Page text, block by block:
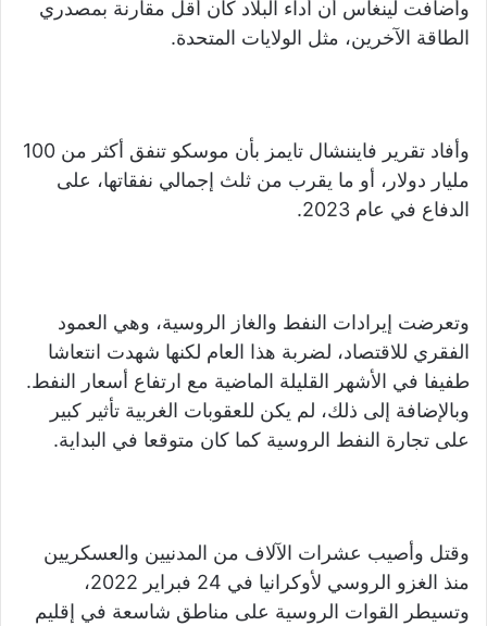
وأضافت لينغاس أن أداء البلاد كان أقل مقارنة بمصدري
الطاقة الآخرين، مثل الولايات المتحدة.
وأفاد تقرير فايننشال تايمز بأن موسكو تنفق أكثر من 100
مليار دولار، أو ما يقرب من ثلث إجمالي نفقاتها، على
الدفاع في عام 2023.
وتعرضت إيرادات النفط والغاز الروسية، وهي العمود
الفقري للاقتصاد، لضربة هذا العام لكنها شهدت انتعاشا
طفيفا في الأشهر القليلة الماضية مع ارتفاع أسعار النفط.
وبالإضافة إلى ذلك، لم يكن للعقوبات الغربية تأثير كبير
على تجارة النفط الروسية كما كان متوقعا في البداية.
وقتل وأصيب عشرات الآلاف من المدنيين والعسكريين
منذ الغزو الروسي لأوكرانيا في 24 فبراير 2022،
وتسيطر القوات الروسية على مناطق شاسعة في إقليم